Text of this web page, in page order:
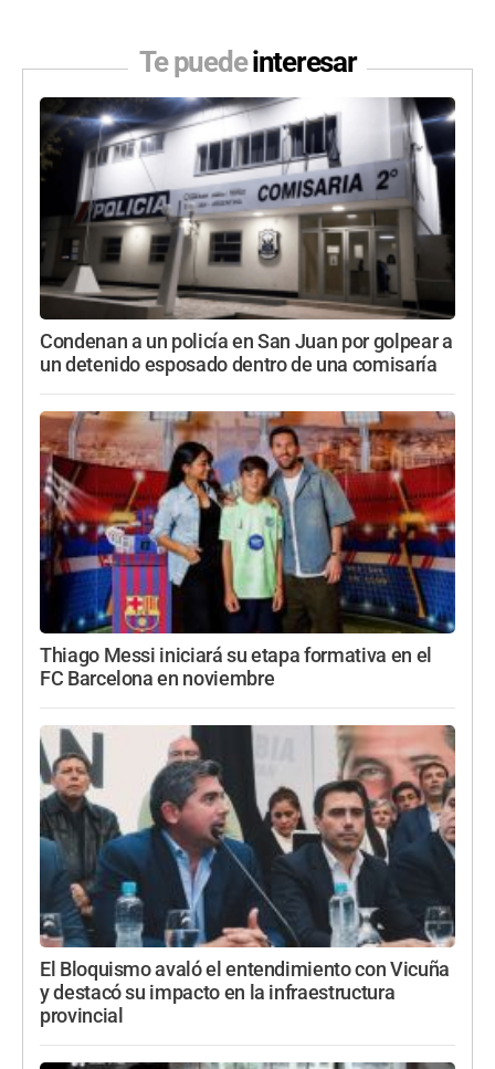
Te puedeinteresar
Condenan a un policía en San Juan por golpear a
un detenido esposado dentro de una comisaría
Thiago Messi iniciará su etapa formativa en el
FC Barcelona en noviembre
El Bloquismo avaló el entendimiento con Vicuña
y destacó su impacto en la infraestructura
provincial